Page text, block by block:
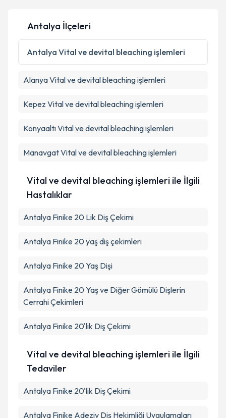
Kişisel verilerimin işlenmesine ilişkinAydınlatma
Metni 'ni okudum ve kişisel verilerimin belirtilen
kapsamda işlenmesini kabul ediyorum.
Antalya İlçeleri
Antalya Vital ve devital bleaching işlemleri
AlanyaVital ve devital bleaching işlemleri
Kepez Vital ve devital bleaching işlemleri
KonyaaltıVital ve devital bleaching işlemleri
ManavgatVital ve devital bleaching işlemleri
Vital ve devital bleaching işlemleri ile İlgili
Hastalıklar
Antalya Finike 20 Lik Diş Çekimi
Antalya Finike 20 yaş diş çekimleri
Antalya Finike 20 Yaş Dişi
Antalya Finike 20 Yaş ve Diğer Gömülü Dişlerin
Cerrahi Çekimleri
Antalya Finike 20'lik Diş Çekimi
Vital ve devital bleaching işlemleri ile İlgili
Tedaviler
Antalya Finike 20'lik Diş Çekimi
Antalya Finike Adeziv Diş Hekimliği Uygulamaları